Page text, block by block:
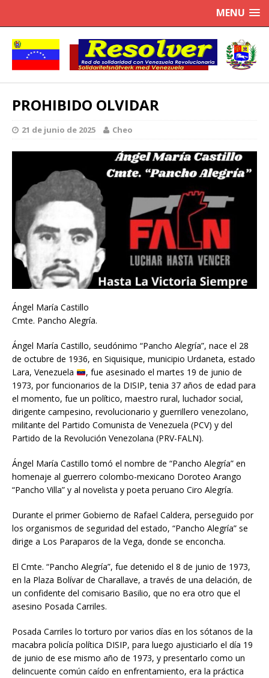
MENU
PROHIBIDO OLVIDAR
21 de junio de 2025 Cheo
Ángel María Castillo
Cmte. Pancho Alegría.
Ángel María Castillo, seudónimo “Pancho Alegría”, nace el 28
de octubre de 1936, en Siquisique, municipio Urdaneta, estado
Lara, Venezuela
, fue asesinado el martes 19 de junio de
1973, por funcionarios de la DISIP, tenia 37 años de edad para
el momento, fue un político, maestro rural, luchador social,
dirigente campesino, revolucionario y guerrillero venezolano,
militante del Partido Comunista de Venezuela (PCV) y del
Partido de la Revolución Venezolana (PRV-FALN).
Ángel María Castillo tomó el nombre de “Pancho Alegría” en
homenaje al guerrero colombo-mexicano Doroteo Arango
“Pancho Villa” y al novelista y poeta peruano Ciro Alegría.
Durante el primer Gobierno de Rafael Caldera, perseguido por
los organismos de seguridad del estado, “Pancho Alegría” se
dirige a Los Paraparos de la Vega, donde se enconcha.
El Cmte. “Pancho Alegría”, fue detenido el 8 de junio de 1973,
en la Plaza Bolívar de Charallave, a través de una delación, de
un confidente del comisario Basilio, que no era otro que el
asesino Posada Carriles.
Posada Carriles lo torturo por varios días en los sótanos de la
macabra policía política DISIP, para luego ajusticiarlo el día 19
de junio de ese mismo año de 1973, y presentarlo como un
delincuente común caído en enfrentamiento, era la práctica